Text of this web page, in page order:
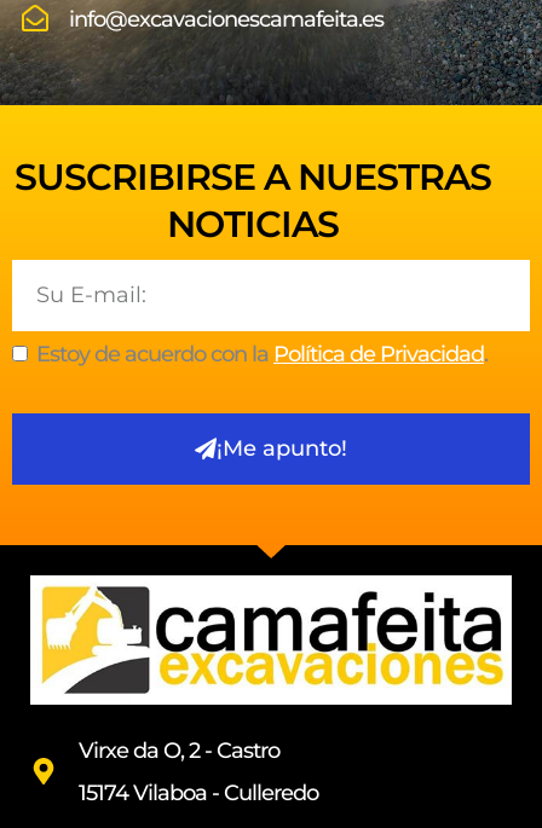
info@excavacionescamafeita.es
SUSCRIBIRSE A NUESTRAS
NOTICIAS
Estoy de acuerdo con la Política de Privacidad.
¡Me apunto!
Virxe da O, 2 - Castro
15174 Vilaboa - Culleredo